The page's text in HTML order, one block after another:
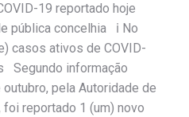
19 reportado hoje
pública concelhia ℹ️ No
casos ativos de COVID-
Segundo informação
pela Autoridade de
reportado 1 (um) novo